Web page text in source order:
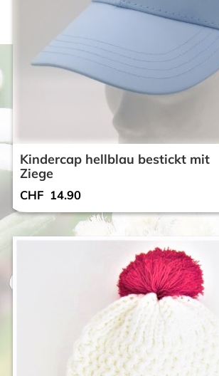
Kindercap hellblau bestickt mit
Ziege
CHF 14.90